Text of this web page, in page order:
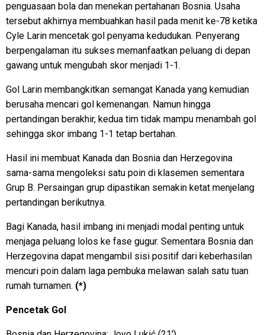
penguasaan bola dan menekan pertahanan Bosnia. Usaha
tersebut akhirnya membuahkan hasil pada menit ke-78 ketika
Cyle Larin mencetak gol penyama kedudukan. Penyerang
berpengalaman itu sukses memanfaatkan peluang di depan
gawang untuk mengubah skor menjadi 1-1.
Gol Larin membangkitkan semangat Kanada yang kemudian
berusaha mencari gol kemenangan. Namun hingga
pertandingan berakhir, kedua tim tidak mampu menambah gol
sehingga skor imbang 1-1 tetap bertahan.
Hasil ini membuat Kanada dan Bosnia dan Herzegovina
sama-sama mengoleksi satu poin di klasemen sementara
Grup B. Persaingan grup dipastikan semakin ketat menjelang
pertandingan berikutnya.
Bagi Kanada, hasil imbang ini menjadi modal penting untuk
menjaga peluang lolos ke fase gugur. Sementara Bosnia dan
Herzegovina dapat mengambil sisi positif dari keberhasilan
mencuri poin dalam laga pembuka melawan salah satu tuan
rumah turnamen. (*)
Pencetak Gol